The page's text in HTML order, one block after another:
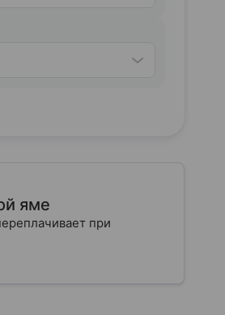
яме
при